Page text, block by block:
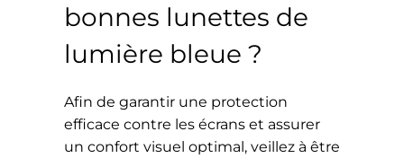
bonnes lunettes de
lumière bleue ?
Afin de garantir une protection
efficace contre les écrans et assurer
un confort visuel optimal, veillez à être